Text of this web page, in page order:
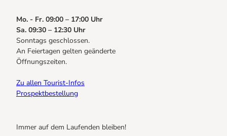
Mo. - Fr. 09:00 – 17:00 Uhr
Sa. 09:30 – 12:30 Uhr
Sonntags geschlossen.
An Feiertagen gelten geänderte
Öffnungszeiten.
Zu allen Tourist-Infos
Prospektbestellung
Immer auf dem Laufenden bleiben!